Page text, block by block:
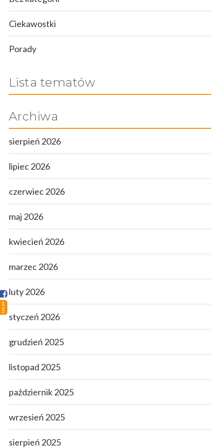
SKLEP
Ciekawostki
Porady
Lista tematów
Archiwa
sierpień 2026
lipiec 2026
czerwiec 2026
maj 2026
kwiecień 2026
marzec 2026
luty 2026
styczeń 2026
grudzień 2025
listopad 2025
październik 2025
wrzesień 2025
sierpień 2025
Strona główna
Sklep